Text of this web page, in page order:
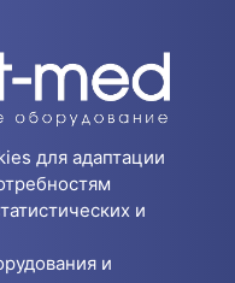
для адаптации
и
и